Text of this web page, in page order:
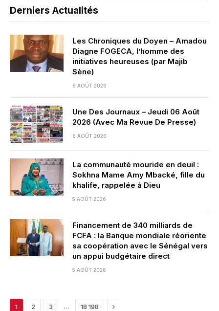
Derniers Actualités
Les Chroniques du Doyen – Amadou
Diagne FOGECA, l’homme des
initiatives heureuses (par Majib
Sène)
6 AOÛT 2026
Une Des Journaux – Jeudi 06 Août
2026 (Avec Ma Revue De Presse)
6 AOÛT 2026
La communauté mouride en deuil :
Sokhna Mame Amy Mbacké, fille du
khalife, rappelée à Dieu
5 AOÛT 2026
Financement de 340 milliards de
FCFA : la Banque mondiale réoriente
sa coopération avec le Sénégal vers
un appui budgétaire direct
5 AOÛT 2026
1 2 3 … 18 198 Next